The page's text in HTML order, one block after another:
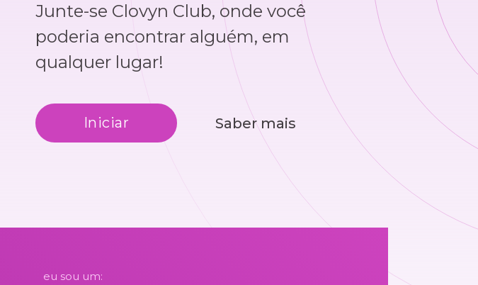
Junte-se Clovyn Club, onde você
poderia encontrar alguém, em
qualquer lugar!
Iniciar Saber mais
eu sou um: